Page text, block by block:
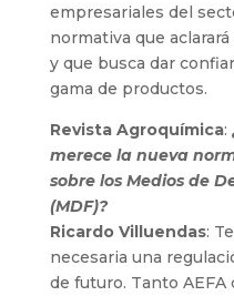
empresariales del
normativa que
y que busca dar
gama de productos.
Revista Agroquímica:
merece la nueva
sobre los Medios de
(MDF)?
Ricardo Villuendas:
necesaria una
de futuro. Tanto AEFA